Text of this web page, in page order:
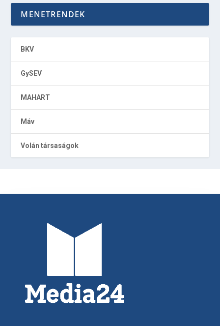
MENETRENDEK
BKV
GySEV
MAHART
Máv
Volán társaságok